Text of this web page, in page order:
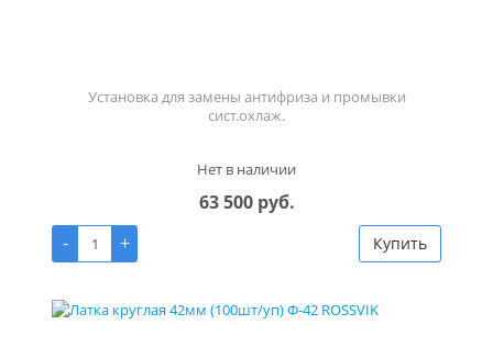
Установка для замены антифриза и промывки
сист.охлаж.
Нет в наличии
63 500 руб.
-
+ Купить